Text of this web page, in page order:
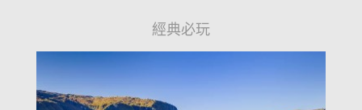
經典必玩